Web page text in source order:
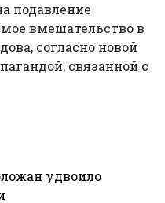
подавление
вмешательство в
согласно новой
связанной с